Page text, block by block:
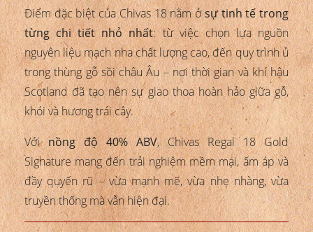
Điểm đặc biệt của Chivas 18 nằm ởsự tinh tế trong
từng chi tiết nhỏ nhất: từ việc chọn lựa nguồn
nguyên liệu mạch nha chất lượng cao, đến quy trình ủ
trong thùng gỗ sồi châu Âu – nơi thời gian và khí hậu
Scotland đã tạo nên sự giao thoa hoàn hảo giữa gỗ,
khói và hương trái cây.
Vớinồng độ 40% ABV, Chivas Regal 18 Gold
Signature mang đến trải nghiệm mềm mại, ấm áp và
đầy quyến rũ – vừa mạnh mẽ, vừa nhẹ nhàng, vừa
truyền thống mà vẫn hiện đại.